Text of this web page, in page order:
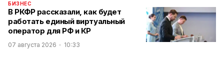
БИЗНЕС
В РКФР рассказали, как будет
работать единый виртуальный
оператор для РФ и КР
07 августа 2026 10:33